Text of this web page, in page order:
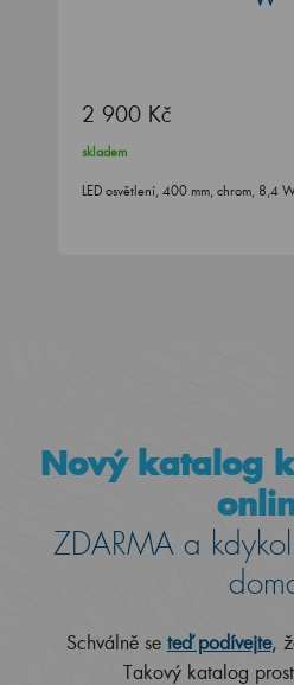
2 900 Kč
skladem
LED osvětlení, 400 mm, chrom, 8,4
Nový katalog
ZDARMA a
Schválně se teď podívejte,
Takový katalog